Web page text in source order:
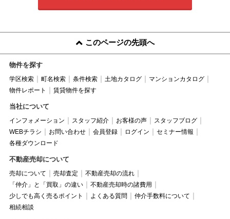
このページの先頭へ
物件を探す
学区検索 町名検索 条件検索 土地カタログ
マンションカタログ
物件レポート
賃貸物件を探す
当社について
インフォメーション スタッフ紹介 お客様の声
スタッフブログ
WEBチラシ
お問い合わせ 会員登録 ログイン
セミナー情報
各種ダウンロード
不動産売却について
売却について 売却査定
不動産売却の流れ
「仲介」と「買取」の違い
不動産売却時の諸費用
少しでも高く売るポイント
よくある質問
仲介手数料について
相続相談